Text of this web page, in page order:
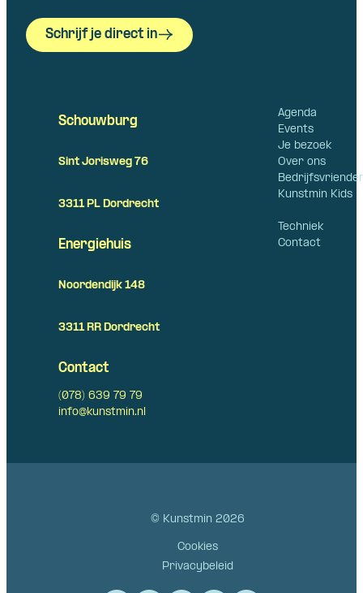
Schrijf je direct in
Agenda
Events
Je bezoek
Over ons
Kunstmin Kids
Techniek
Contact
Schouwburg
Sint Jorisweg 76
3311 PL Dordrecht
Energiehuis
Noordendijk 148
3311 RR Dordrecht
Contact
(078) 639 79 79
info@kunstmin.nl
© Kunstmin 2026
Cookies
Privacybeleid